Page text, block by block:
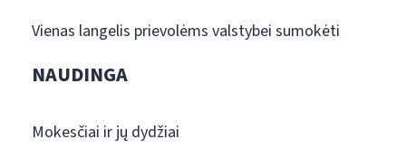
Vienas langelis prievolėms valstybei sumokėti
NAUDINGA
Mokesčiai ir jų dydžiai